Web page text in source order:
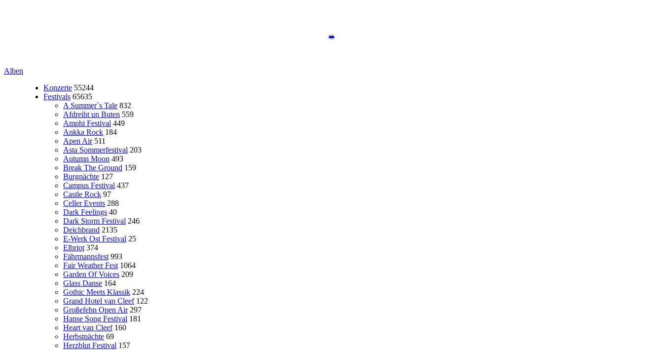
Alben
Konzerte 55244
Festivals 65635
A Summer`s Tale 832
Afdreiht un Buten 559
Amphi Festival 449
Ankka Rock 184
Apen Air 511
Asta Sommerfestival 203
Autumn Moon 493
Break The Ground 159
Burgnächte 127
Campus Festival 437
Castle Rock 97
Celler Events 288
Dark Feelings 40
Dark Storm Festival 246
Deichbrand 2135
E-Werk Ost Festival 25
Elbriot 374
Fährmannsfest 993
Fair Weather Fest 1064
Garden Of Voices 209
Glass Danse 164
Gothic Meets Klassik 224
Grand Hotel van Cleef 122
Großefehn Open Air 297
Hanse Song Festival 181
Heart van Cleef 160
Herbstnächte 69
Herzblut Festival 157